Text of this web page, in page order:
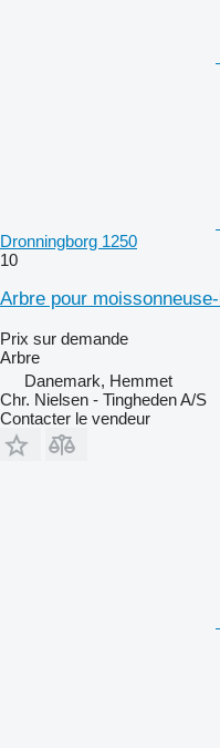
Dronningborg 1250
10
Arbre pour
Prix sur demande
Arbre
Danemark, Hemmet
Chr. Nielsen - Tingheden A/S
Contacter le vendeur